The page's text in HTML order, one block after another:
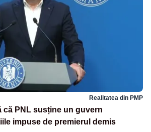
Realitatea din PMP
că PNL susține un guvern
impuse de premierul demis